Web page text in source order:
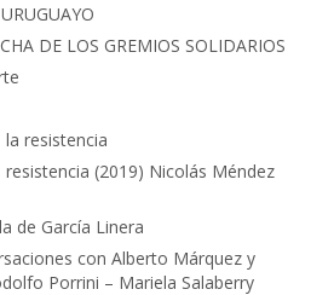
DE LOS GREMIOS SOLIDARIOS
resistencia
(2019) Nicolás Méndez
de García Linera
con Alberto Márquez y
Porrini – Mariela Salaberry